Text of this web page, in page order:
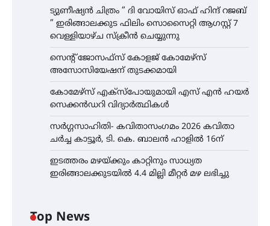
ട്യുണീഷ്യൻ ചിത്രം ” ദി വോയിസ് ഓഫ് ഹിന്ദ് റജബ്
” ഇരിങ്ങാലക്കുട ഫിലിം സൊസൈറ്റി ആഗസ്റ്റ് 7
വെള്ളിയാഴ്ച സ്‌ക്രീൻ ചെയ്യുന്നു
സെന്റ് ജോസഫ്സ് കോളജ് കോമേഴ്‌സ്
അസോസിയേഷന് തുടക്കമായി
കോമേഴ്സ് എക്സ്പോയുമായി എസ് എൻ ഹയർ
സെക്കൻഡറി വിദ്യാർത്ഥികൾ
സർഗ്ഗസാഹിതി- കവിതാസംഗമം 2026 കവിതാ
ചർച്ച കാട്ടൂർ, ടി. കെ. ബാലൻ ഹാളിൽ 16ന്
ഇടത്തരം മഴയ്ക്കും കാറ്റിനും സാധ്യത
ഇരിങ്ങാലക്കുടയിൽ 4.4 മില്ലി മീറ്റർ മഴ ലഭിച്ചു
Top News